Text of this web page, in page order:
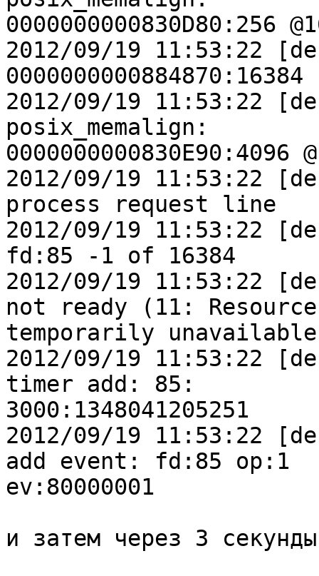
0000000000830D80:256
2012/09/19 11:53:22
0000000000884870:16384
2012/09/19 11:53:22
posix_memalign:
0000000000830E90:4096
2012/09/19 11:53:22
process request line
2012/09/19 11:53:22
fd:85 -1 of 16384
2012/09/19 11:53:22
not ready (11: Resource
temporarily
2012/09/19 11:53:22
timer add: 85:
3000:1348041205251
2012/09/19 11:53:22
add event: fd:85 op:1
ev:80000001
и затем через 3 секунды